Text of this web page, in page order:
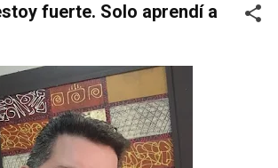
fuerte. Solo aprendí a